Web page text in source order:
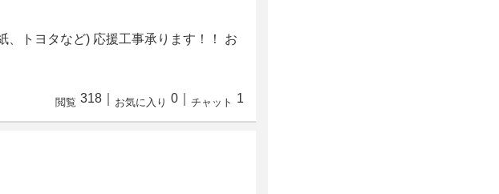
、トヨタなど) 応援工事承ります！！ お
閲覧 318 お気に入り 0 チャット 1